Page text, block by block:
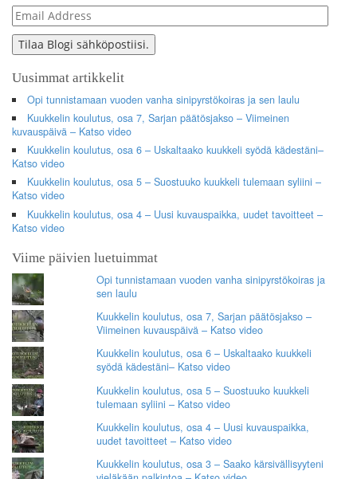
Email
Address
Tilaa Blogi sähköpostiisi.
Uusimmat artikkelit
Opi tunnistamaan vuoden vanha sinipyrstökoiras ja sen laulu
Kuukkelin koulutus, osa 7, Sarjan päätösjakso – Viimeinen
kuvauspäivä – Katso video
Kuukkelin koulutus, osa 6 – Uskaltaako kuukkeli syödä kädestäni–
Katso video
Kuukkelin koulutus, osa 5 – Suostuuko kuukkeli tulemaan syliini –
Katso video
Kuukkelin koulutus, osa 4 – Uusi kuvauspaikka, uudet tavoitteet –
Katso video
Viime päivien luetuimmat
Opi tunnistamaan vuoden vanha sinipyrstökoiras ja
sen laulu
Kuukkelin koulutus, osa 7, Sarjan päätösjakso –
Viimeinen kuvauspäivä – Katso video
Kuukkelin koulutus, osa 6 – Uskaltaako kuukkeli
syödä kädestäni– Katso video
Kuukkelin koulutus, osa 5 – Suostuuko kuukkeli
tulemaan syliini – Katso video
Kuukkelin koulutus, osa 4 – Uusi kuvauspaikka,
uudet tavoitteet – Katso video
Kuukkelin koulutus, osa 3 – Saako kärsivällisyyteni